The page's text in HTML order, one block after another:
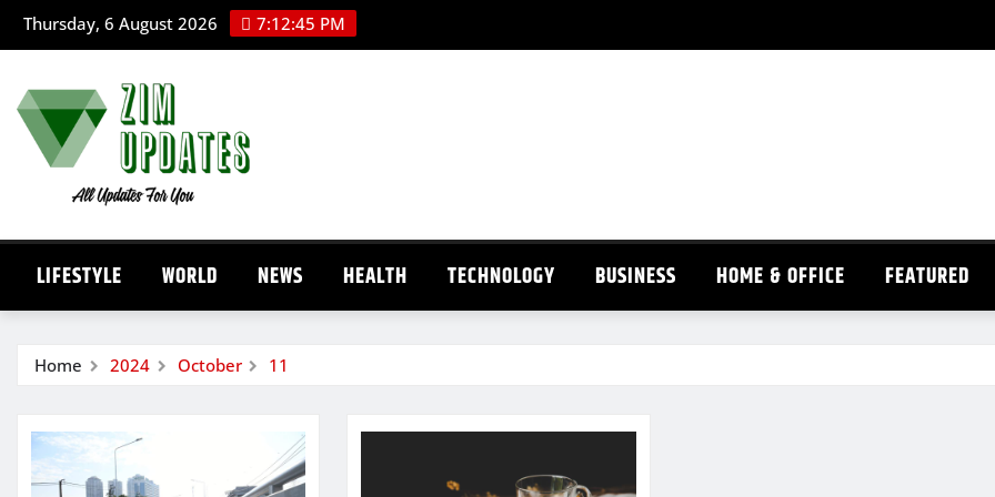
SkipThursday, 6 August 2026 7:12:46 PM
LIFESTYLE WORLD NEWS HEALTH TECHNOLOGY BUSINESS HOME & OFFICE FEATURED
Home 2024 October 11